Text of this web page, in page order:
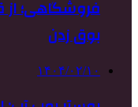
فروشگاهی؛
بوق زدن
۱۴۰۴/۰۲/۱۰